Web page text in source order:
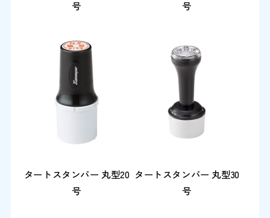
号 号
タートスタンパー 丸型20
号
タートスタンパー 丸型30
号